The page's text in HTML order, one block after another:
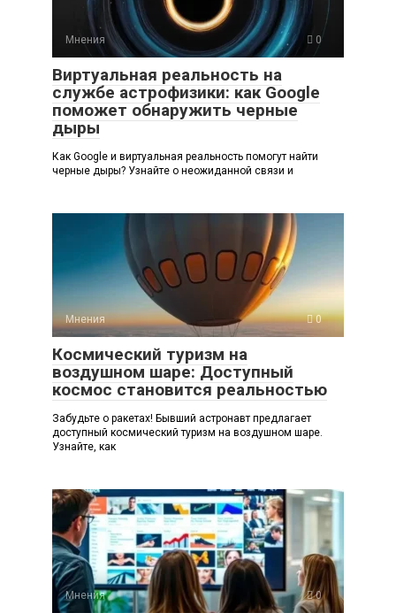
Мнения 0
Виртуальная реальность на
службе астрофизики: как Google
поможет обнаружить черные
дыры
Как Google и виртуальная реальность помогут найти
черные дыры? Узнайте о неожиданной связи и
Мнения 0
Космический туризм на
воздушном шаре: Доступный
космос становится реальностью
Забудьте о ракетах! Бывший астронавт предлагает
доступный космический туризм на воздушном шаре.
Узнайте, как
Мнения 0